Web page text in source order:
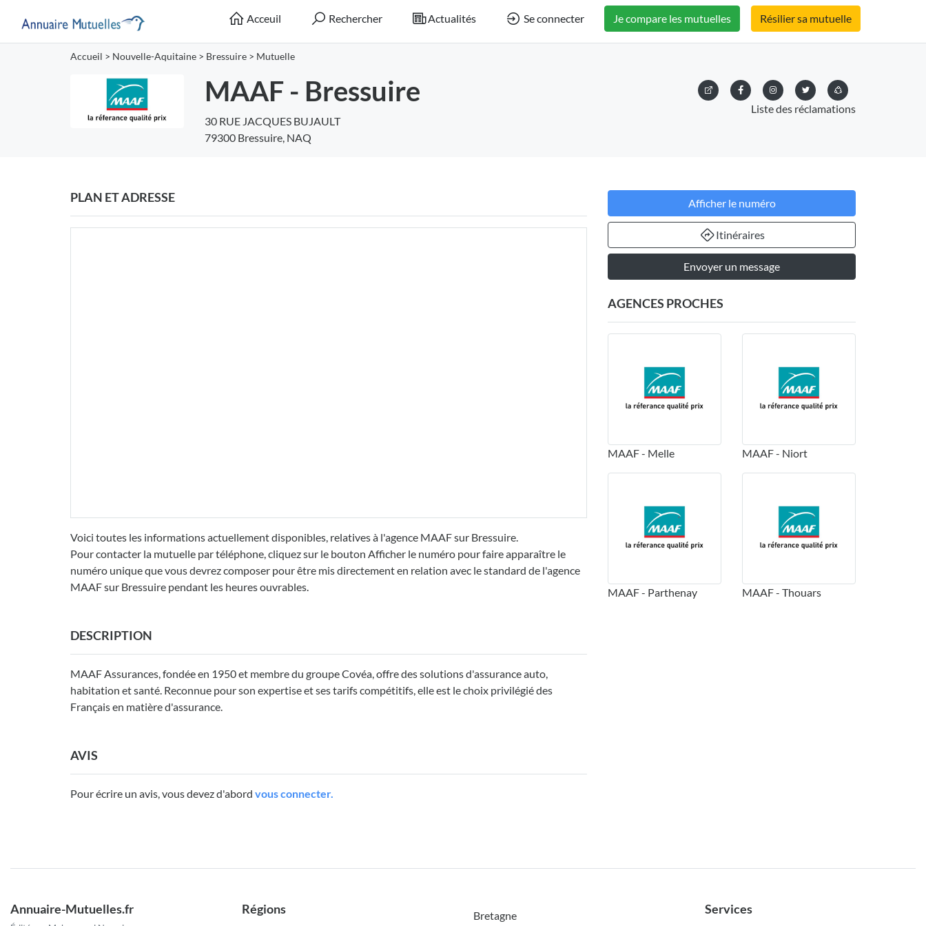
Acceuil Rechercher Actualités Se connecter Je compare les mutuelles Résilier sa mutuelle
Accueil > Nouvelle-Aquitaine > Bressuire > Mutuelle
MAAF - Bressuire
30 RUE JACQUES BUJAULT
79300 Bressuire, NAQ
Liste des réclamations
PLAN ET ADRESSE
Voici toutes les informations actuellement disponibles, relatives à l'agence MAAF sur Bressuire.
Pour contacter la mutuelle par téléphone, cliquez sur le bouton Afficher le numéro pour faire apparaître le
numéro unique que vous devrez composer pour être mis directement en relation avec le standard de l'agence
MAAF sur Bressuire pendant les heures ouvrables.
DESCRIPTION
MAAF Assurances, fondée en 1950 et membre du groupe Covéa, offre des solutions d'assurance auto,
habitation et santé. Reconnue pour son expertise et ses tarifs compétitifs, elle est le choix privilégié des
Français en matière d'assurance.
AVIS
Pour écrire un avis, vous devez d'abord vous connecter.
Afficher le numéro
Itinéraires
Envoyer un message
AGENCES PROCHES
MAAF - Melle MAAF - Niort
MAAF - Parthenay MAAF - Thouars
Annuaire-Mutuelles.fr Régions
Bretagne
Services